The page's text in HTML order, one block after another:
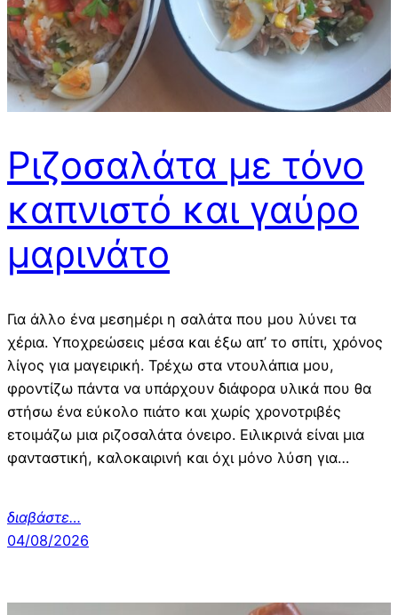
Ριζοσαλάτα με τόνο
καπνιστό και γαύρο
μαρινάτο
Για άλλο ένα μεσημέρι η σαλάτα που μου λύνει τα
χέρια. Υποχρεώσεις μέσα και έξω απ’ το σπίτι, χρόνος
λίγος για μαγειρική. Τρέχω στα ντουλάπια μου,
φροντίζω πάντα να υπάρχουν διάφορα υλικά που θα
στήσω ένα εύκολο πιάτο και χωρίς χρονοτριβές
ετοιμάζω μια ριζοσαλάτα όνειρο. Ειλικρινά είναι μια
φανταστική, καλοκαιρινή και όχι μόνο λύση για…
διαβάστε…
04/08/2026